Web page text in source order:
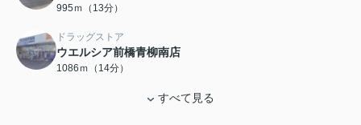
995ｍ（13分）
ドラッグストア
ウエルシア前橋青柳南店
1086ｍ（14分）
すべて見る